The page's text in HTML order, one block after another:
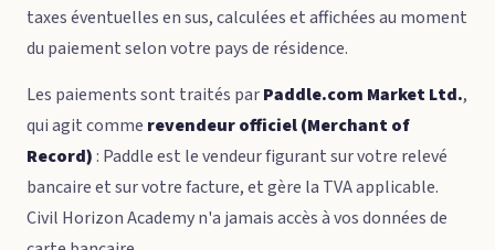
taxes éventuelles en sus, calculées et affichées au moment
du paiement selon votre pays de résidence.
Les paiements sont traités parPaddle.com Market Ltd.,
qui agit comme revendeur officiel (Merchant of
Record) : Paddle est le vendeur figurant sur votre relevé
bancaire et sur votre facture, et gère la TVA applicable.
Civil Horizon Academy n'a jamais accès à vos données de